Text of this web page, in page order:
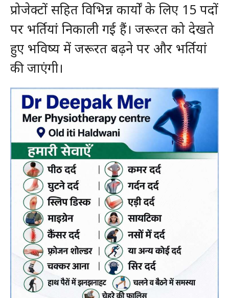
प्रोजेक्टों सहित विभिन्न कार्यों के लिए 15 पदों
पर भर्तियां निकाली गई हैं। जरूरत को देखते
हुए भविष्य में जरूरत बढ़ने पर और भर्तियां
की जाएंगी।